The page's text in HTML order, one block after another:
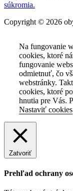
súkromia.
Copyright © 2026
Na fungovanie
cookies, ktoré
fungovanie
odmietnuť, čo
webstránky.
cookies, ktoré
hnutia pre Vás.
Nastaviť cookies
Zatvoriť
Prehľad ochrany